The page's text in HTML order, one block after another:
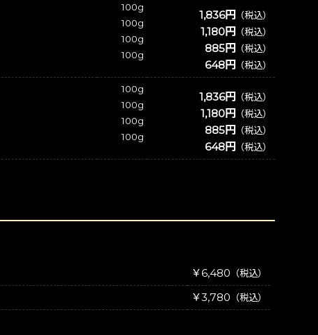
100g
100g
100g
100g
1,836円 （税込）
1,180円 （税込）
885円 （税込）
648円 （税込）
100g
100g
100g
100g
1,836円 （税込）
1,180円 （税込）
885円 （税込）
648円 （税込）
￥6,480 （税込）
￥3,780 （税込）